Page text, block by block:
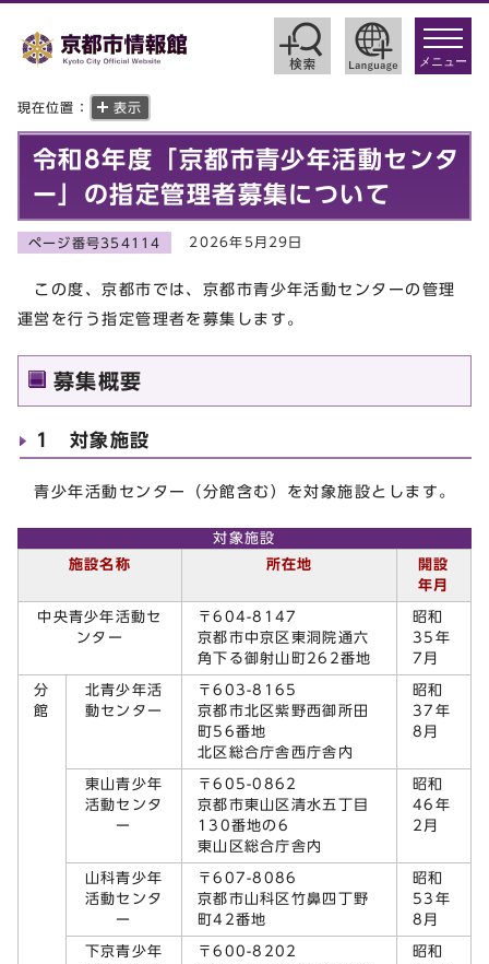
toggle
メニュー
現在位置： 表示
令和8年度「京都市青少年活動センタ
ー」の指定管理者募集について
ページ番号354114 2026年5月29日
この度、京都市では、京都市青少年活動センターの管理
運営を行う指定管理者を募集します。
募集概要
1 対象施設
青少年活動センター（分館含む）を対象施設とします。
対象施設
施設名称
所在地
開設
年月
中央青少年活動セ
ンター
〒604-8147
京都市中京区東洞院通六
角下る御射山町262番地
昭和
35年
7月
分
館
北青少年活
動センター
〒603-8165
京都市北区紫野西御所田
町56番地
北区総合庁舎西庁舎内
昭和
37年
8月
東山青少年
活動センタ
ー
〒605-0862
京都市東山区清水五丁目
130番地の6
東山区総合庁舎内
昭和
46年
2月
山科青少年
活動センタ
ー
〒607-8086
京都市山科区竹鼻四丁野
町42番地
昭和
53年
8月
下京青少年
〒600-8202
昭和